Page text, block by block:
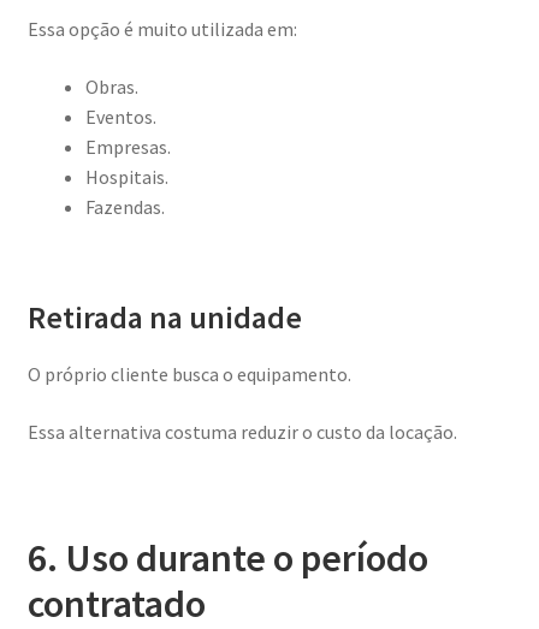
Essa opção é muito utilizada em:
Obras.
Eventos.
Empresas.
Hospitais.
Fazendas.
Retirada na unidade
O próprio cliente busca o equipamento.
Essa alternativa costuma reduzir o custo da locação.
6. Uso durante o período
contratado